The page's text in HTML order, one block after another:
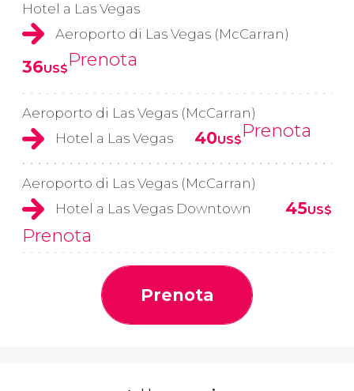
Hotel a Las Vegas
Aeroporto di Las Vegas (McCarran)
36US$Prenota
Aeroporto di Las Vegas (McCarran)
Hotel a Las Vegas
40US$Prenota
Aeroporto di Las Vegas (McCarran)
Hotel a Las Vegas Downtown
45US$
Prenota
Prenota